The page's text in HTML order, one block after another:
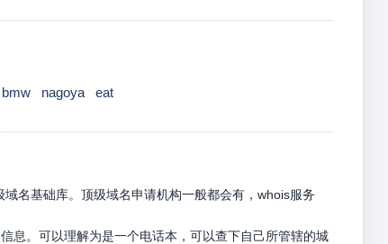
bmw nagoya eat
名基础库。顶级域名申请机构一般都会有，whois服务
息。可以理解为是一个电话本，可以查下自己所管辖的城